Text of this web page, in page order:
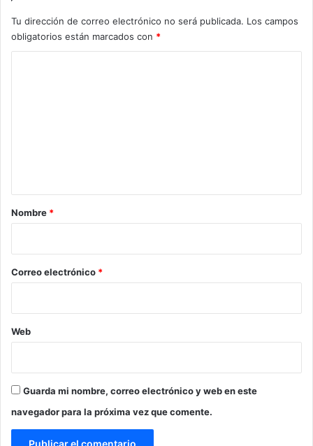
Tu dirección de correo electrónico no será publicada. Los campos
obligatorios están marcados con *
r
*
Nombre *
Correo electrónico *
Web
Guarda mi nombre, correo electrónico y web en este
navegador para la próxima vez que comente.